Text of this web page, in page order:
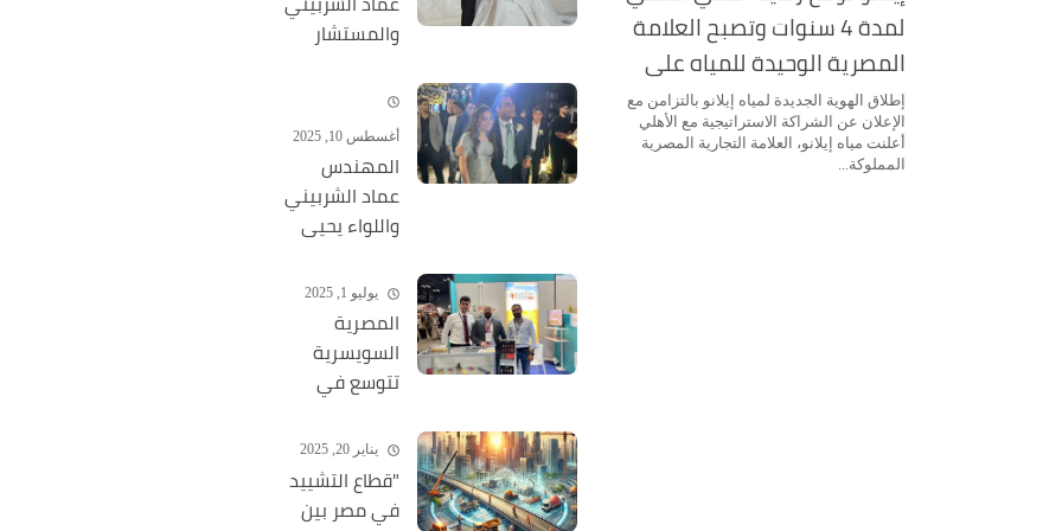
لمدة 4 سنوات وتصبح العلامة
المصرية الوحيدة للمياه على
قميص الفريق الأول
إطلاق الهوية الجديدة لمياه إيلانو بالتزامن مع
الإعلان عن الشراكة الاستراتيجية مع الأهلي
أعلنت مياه إيلانو، العلامة التجارية المصرية
المملوكة...
والمستشار
يحتفلان بزفاف
نجليهما
بحضور كوكبة
من الشخصيات
العامة
أغسطس 10, 2025
المهندس
عماد الشربيني
واللواء يحيى
يحتفلان
بخطوبة
نجليهما
يوليو 1, 2025
المصرية
السويسرية
تتوسع في
لأمريكا عبر
Fancy Food
Show
يناير 20, 2025
"قطاع التشييد
في مصر بين